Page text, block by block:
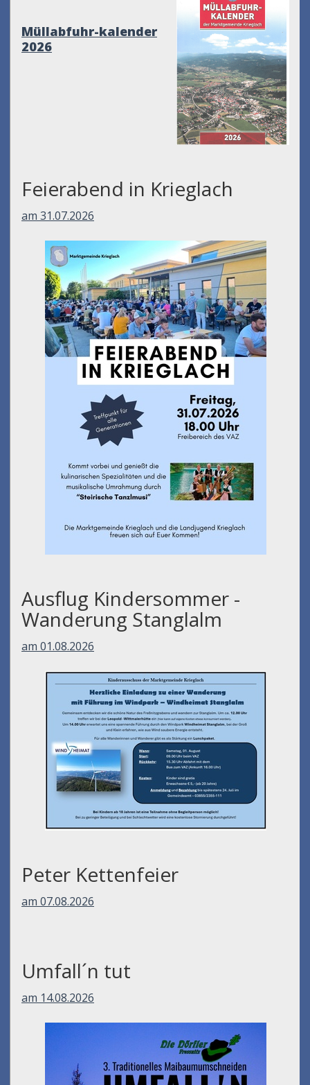
Müllabfuhr-kalender
2026
Feierabend in Krieglach
am 31.07.2026
Ausflug Kindersommer -
Wanderung Stanglalm
am 01.08.2026
Peter Kettenfeier
am 07.08.2026